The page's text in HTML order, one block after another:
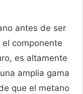
antes de ser
componente
es altamente
amplia gama
que el metano